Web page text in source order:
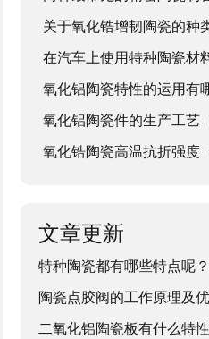
关于氧化锆增韧陶瓷的种
在汽车上使用特种陶瓷材
氧化铝陶瓷特性的运用有
氧化铝陶瓷件的生产工艺
氧化锆陶瓷高温抗折强度
文章更新
特种陶瓷都有哪些特点呢？
陶瓷点胶阀的工作原理及优
二氧化铝陶瓷板有什么特